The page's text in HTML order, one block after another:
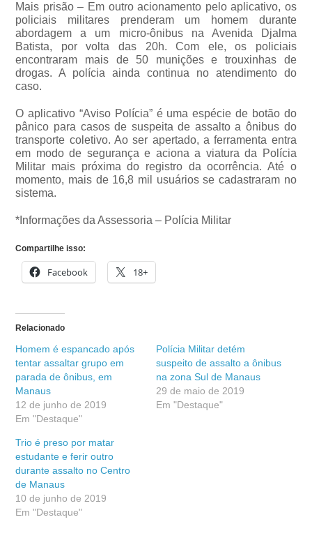
Mais prisão – Em outro acionamento pelo aplicativo, os
policiais militares prenderam um homem durante
abordagem a um micro-ônibus na Avenida Djalma
Batista, por volta das 20h. Com ele, os policiais
encontraram mais de 50 munições e trouxinhas de
drogas. A polícia ainda continua no atendimento do
caso.
O aplicativo “Aviso Polícia” é uma espécie de botão do
pânico para casos de suspeita de assalto a ônibus do
transporte coletivo. Ao ser apertado, a ferramenta entra
em modo de segurança e aciona a viatura da Polícia
Militar mais próxima do registro da ocorrência. Até o
momento, mais de 16,8 mil usuários se cadastraram no
sistema.
*Informações da Assessoria – Polícia Militar
Compartilhe isso:
Facebook 18+
Relacionado
Homem é espancado após
tentar assaltar grupo em
parada de ônibus, em
Manaus
12 de junho de 2019
Em "Destaque"
Polícia Militar detém
suspeito de assalto a ônibus
na zona Sul de Manaus
29 de maio de 2019
Em "Destaque"
Trio é preso por matar
estudante e ferir outro
durante assalto no Centro
de Manaus
10 de junho de 2019
Em "Destaque"